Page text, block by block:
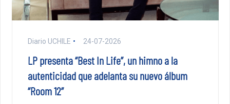
Diario UCHILE 24-07-2026
LP presenta “Best In Life”, un himno a la
autenticidad que adelanta su nuevo álbum
“Room 12”